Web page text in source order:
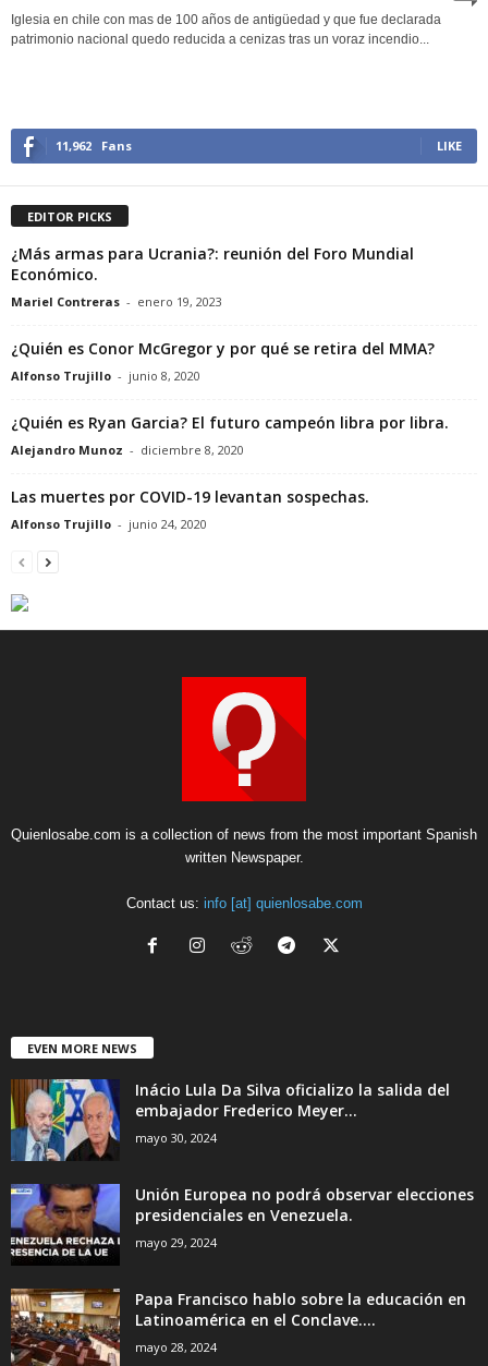
Iglesia en chile con mas de 100 años de antigüedad y que fue declarada
patrimonio nacional quedo reducida a cenizas tras un voraz incendio...
11,962 Fans LIKE
EDITOR PICKS
¿Más armas para Ucrania?: reunión del Foro Mundial
Económico.
Mariel Contreras - enero 19, 2023
¿Quién es Conor McGregor y por qué se retira del MMA?
Alfonso Trujillo - junio 8, 2020
¿Quién es Ryan Garcia? El futuro campeón libra por libra.
Alejandro Munoz - diciembre 8, 2020
Las muertes por COVID-19 levantan sospechas.
Alfonso Trujillo - junio 24, 2020
Quienlosabe.com is a collection of news from the most important Spanish
written Newspaper.
Contact us: info [at] quienlosabe.com
EVEN MORE NEWS
Inácio Lula Da Silva oficializo la salida del
embajador Frederico Meyer...
mayo 30, 2024
Unión Europea no podrá observar elecciones
presidenciales en Venezuela.
mayo 29, 2024
Papa Francisco hablo sobre la educación en
Latinoamérica en el Conclave....
mayo 28, 2024